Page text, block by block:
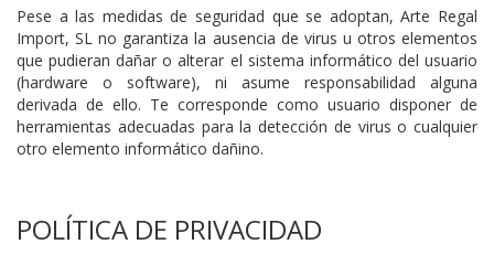
Pese a las medidas de seguridad que se adoptan, Arte Regal
Import, SL no garantiza la ausencia de virus u otros elementos
que pudieran dañar o alterar el sistema informático del usuario
(hardware o software), ni asume responsabilidad alguna
derivada de ello. Te corresponde como usuario disponer de
herramientas adecuadas para la detección de virus o cualquier
otro elemento informático dañino.
POLÍTICA DE PRIVACIDAD